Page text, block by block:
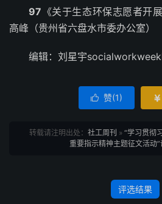
97 《关于生态环保志愿者
高峰（贵州省六盘水市委办公室）
编辑：刘星宇
 赞(1) 
转载请注明出处： 社工周刊 » “学习贯彻
重要指示精神主题征文活动
评选结果